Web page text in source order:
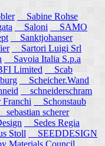
Sabine Rohse
Saloni
SAMO
Sanktjohanser
Sartori Luigi Srl
Savoia Italia S.p.a
Limited
Scab
Scheicher.Wand
schneiderschram
Schonstaub
sebastian scherer
Sedes Regia
Stoll
SEEDDESIGN